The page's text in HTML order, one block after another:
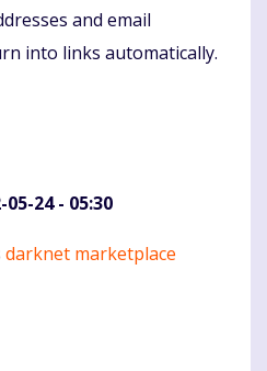
and email
into links automatically.
05-24 - 05:30
darknet marketplace